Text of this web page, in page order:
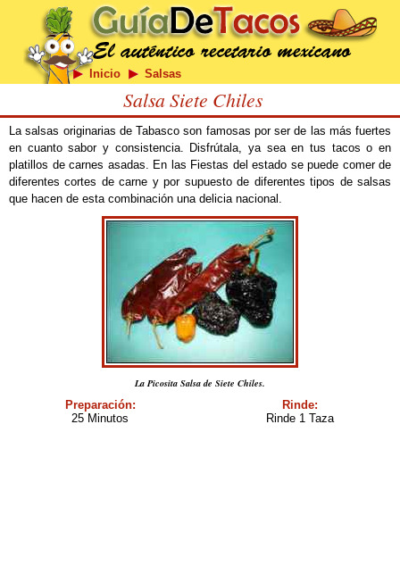
Inicio Salsas
Salsa Siete Chiles
La salsas originarias de Tabasco son famosas por ser de las más fuertes
en cuanto sabor y consistencia. Disfrútala, ya sea en tus tacos o en
platillos de carnes asadas. En las Fiestas del estado se puede comer de
diferentes cortes de carne y por supuesto de diferentes tipos de salsas
que hacen de esta combinación una delicia nacional.
La Picosita Salsa de Siete Chiles.
Preparación:
25 Minutos
Rinde:
Rinde 1 Taza